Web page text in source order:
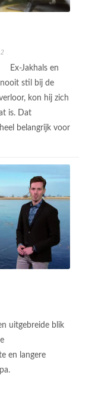
Ex-Jakhals en
stil bij de
kon hij zich
is. Dat
belangrijk voor
uitgebreide blik
en langere